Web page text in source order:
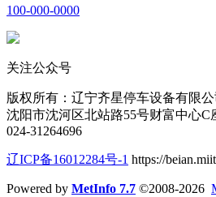
100-000-0000
关注公众号
版权所有：辽宁齐星停车设备有限公
沈阳市沈河区北站路55号财富中心C
024-31264696
辽ICP备16012284号-1 https://
Powered by MetInfo 7.7 ©2008-2026